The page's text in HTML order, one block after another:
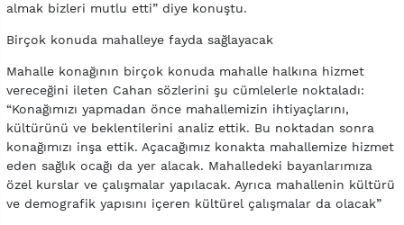
almak bizleri mutlu etti” diye konuştu.
Birçok konuda mahalleye fayda sağlayacak
Mahalle konağının birçok konuda mahalle halkına hizmet
vereceğini ileten Cahan sözlerini şu cümlelerle noktaladı:
“Konağımızı yapmadan önce mahallemizin ihtiyaçlarını,
kültürünü ve beklentilerini analiz ettik. Bu noktadan sonra
konağımızı inşa ettik. Açacağımız konakta mahallemize hizmet
eden sağlık ocağı da yer alacak. Mahalledeki bayanlarımıza
özel kurslar ve çalışmalar yapılacak. Ayrıca mahallenin kültürü
ve demografik yapısını içeren kültürel çalışmalar da olacak”